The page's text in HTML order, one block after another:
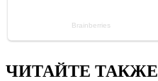
ЧИТАЙТЕ ТАКЖЕ